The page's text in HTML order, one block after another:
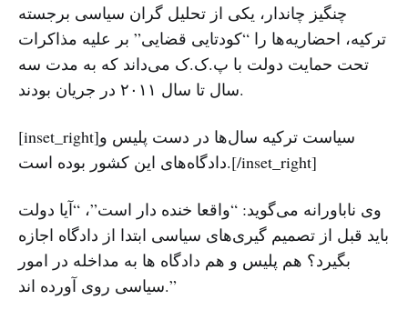
چنگیز چاندار، یکی از تحلیل گران سیاسی برجسته
ترکیه، احضاریه‌ها را “کودتایی قضایی” بر علیه مذاکرات
تحت حمایت دولت با پ.ک.ک می‌داند که به مدت سه
سال تا سال ۲۰۱۱ در جریان بودند.
[inset_right]سیاست ترکیه سال‌ها در دست پلیس و
دادگاه‌های این کشور بوده است.[/inset_right]
وی ناباورانه می‌گوید: “واقعا خنده دار است”، “آیا دولت
باید قبل از تصمیم گیری‌های سیاسی ابتدا از دادگاه اجازه
بگیرد؟ هم پلیس و هم دادگاه ها به مداخله در امور
سیاسی روی آورده اند.”